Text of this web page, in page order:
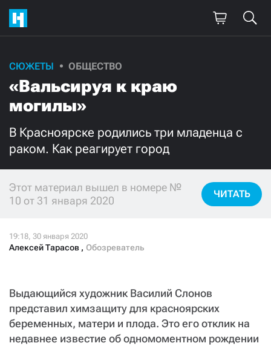
СЮЖЕТЫ ОБЩЕСТВО
«Вальсируя к краю
могилы»
В Красноярске родились три младенца с
раком. Как реагирует город
Этот материал вышел в номере №
10 от 31 января 2020
ЧИТАТЬ
Алексей Тарасов , Обозреватель
Выдающийся художник Василий Слонов
представил химзащиту для красноярских
беременных, матери и плода. Это его отклик на
недавнее известие об одномоментном рождении
Поддержите
нашу работу!
Ежемесячно
3000
500
Нажимая кнопку «Стать соучастником»,
ПОДЕЛИТЬСЯ С ДРУЗЬЯМИ
Если у вас есть вопросы, пишите donate@novayagazeta.ru
звоните:
+7 (929) 612-03-68